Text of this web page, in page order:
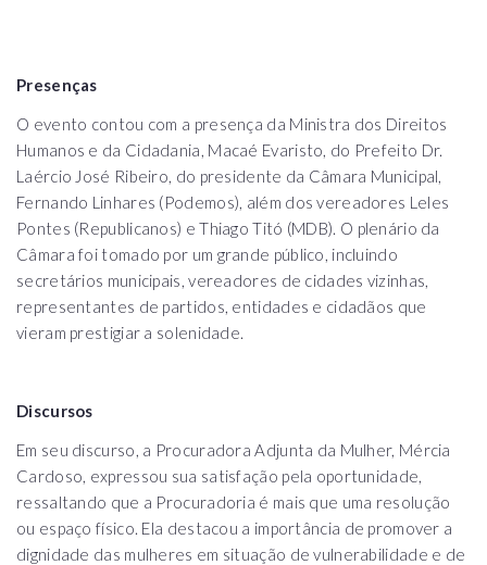
Presenças
O evento contou com a presença da Ministra dos Direitos
Humanos e da Cidadania, Macaé Evaristo, do Prefeito Dr.
Laércio José Ribeiro, do presidente da Câmara Municipal,
Fernando Linhares (Podemos), além dos vereadores Leles
Pontes (Republicanos) e Thiago Titó (MDB). O plenário da
Câmara foi tomado por um grande público, incluindo
secretários municipais, vereadores de cidades vizinhas,
representantes de partidos, entidades e cidadãos que
vieram prestigiar a solenidade.
Discursos
Em seu discurso, a Procuradora Adjunta da Mulher, Mércia
Cardoso, expressou sua satisfação pela oportunidade,
ressaltando que a Procuradoria é mais que uma resolução
ou espaço físico. Ela destacou a importância de promover a
dignidade das mulheres em situação de vulnerabilidade e de